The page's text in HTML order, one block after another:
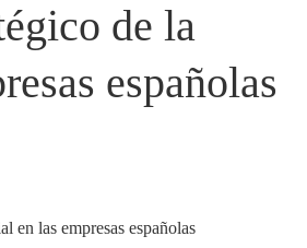
de la
españolas